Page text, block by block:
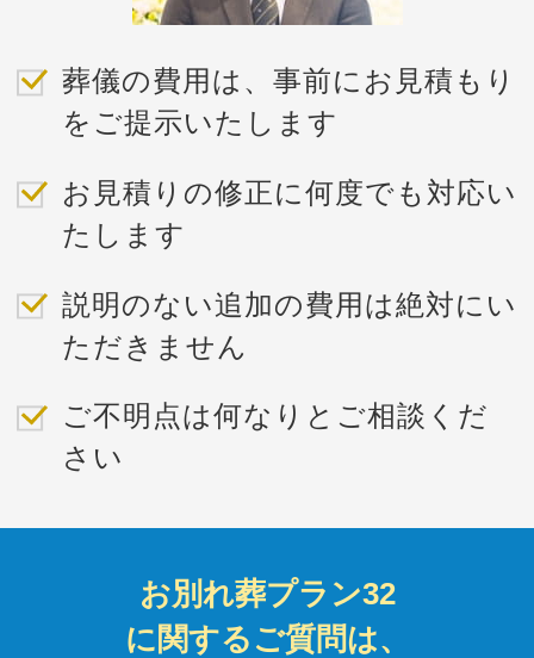
葬儀の費用は、事前にお見積もり
をご提示いたします
お見積りの修正に何度でも対応い
たします
説明のない追加の費用は絶対にい
ただきません
ご不明点は何なりとご相談くだ
さい
お別れ葬プラン32
に関するご質問は、